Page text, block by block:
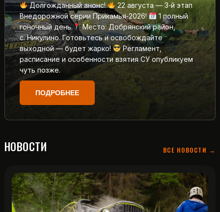
Долгожданный анонс!
22 августа — 3‑й этап
Внедорожной серии Прикамья‑2026!
1 полный
гоночный день.
Место: Добрянский район,
с. Никулино. Готовьтесь и освобождайте
выходной — будет жарко!
Регламент,
расписание и особенности взятия СУ опубликуем
чуть позже.
ПОДРОБНЕЕ
НОВОСТИ ВСЕ НОВОСТИ →